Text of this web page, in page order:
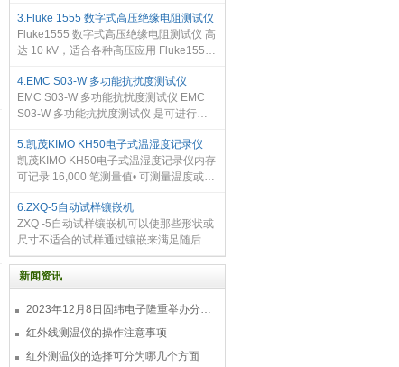
强度测试仪，其体积轻便、大型液晶显示
屏美观易读等特点，非常适用于各行业对
紫外光源的有效检测。
3.Fluke 1555 数字式高压绝缘电阻测试仪
Fluke1555 数字式高压绝缘电阻测试仪 高
达 10 kV，适合各种高压应用 Fluke1555
10 kV测试电压的绝缘测试，因此非常适
合用于测试各种高压设备，包括
4.EMC S03-W 多功能抗扰度测试仪
EMC S03-W 多功能抗扰度测试仪 EMC
S03-W 多功能抗扰度测试仪 是可进行静
及浪涌（冲击）抗扰度三项试验的多功能
组合抗扰度测试设备，三项试验功
5.凯茂KIMO KH50电子式温湿度记录仪
凯茂KIMO KH50电子式温湿度记录仪内存
可记录 16,000 笔测量值• 可测量温度或温
字显示屏
6.ZXQ-5自动试样镶嵌机
ZXQ -5自动试样镶嵌机可以使那些形状或
尺寸不适合的试样通过镶嵌来满足随后的
制样步骤，获得要求的检测平面，也可以
保护边缘或预防制备过程造成的表面缺
陷。在现代金相实验室中，广泛使用的半
自动或自动研磨/抛光机对试样尺寸有规格
行镶嵌，因此自动镶嵌机已成为金相实验
室中必备的设备之一。
新闻资讯
2023年12月8日固纬电子隆重举办分销商答谢会，展示重磅新产品！
红外线测温仪的操作注意事项
红外测温仪的选择可分为哪几个方面